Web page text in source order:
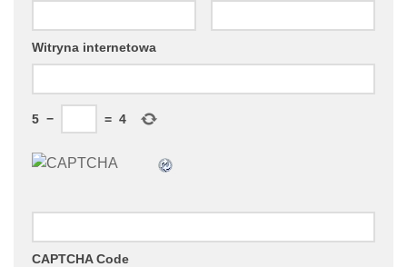
Witryna internetowa
5 − = 4
CAPTCHA Code